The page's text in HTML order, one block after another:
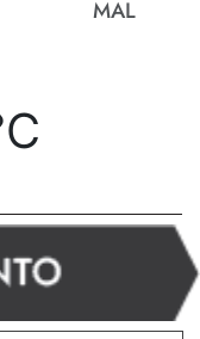
MAL
C